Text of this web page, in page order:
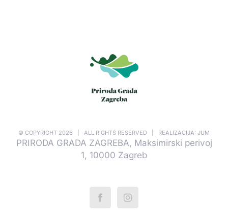
© COPYRIGHT 2026 | ALL RIGHTS RESERVED | REALIZACIJA: JUM
PRIRODA GRADA ZAGREBA, Maksimirski perivoj
1, 10000 Zagreb